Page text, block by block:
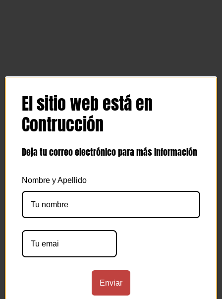
El sitio web está en
Contrucción
Deja tu correo electrónico para más información
Nombre y Apellido
Enviar